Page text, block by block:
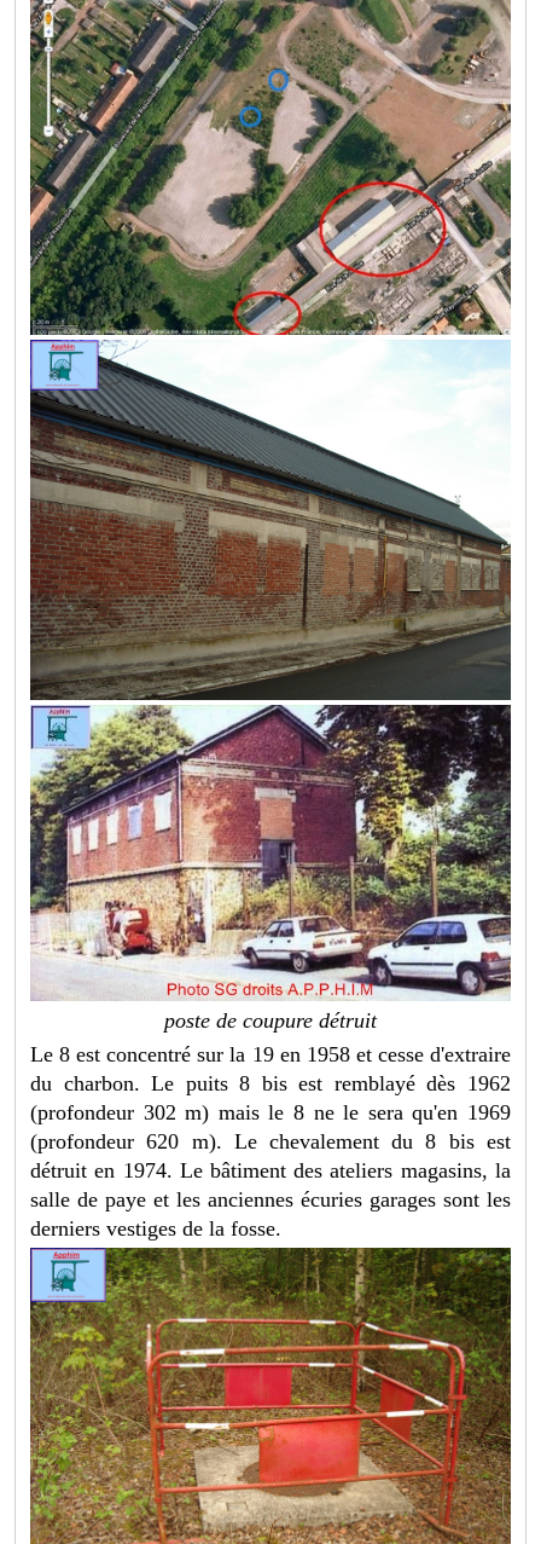
poste de coupure détruit
Le 8 est concentré sur la 19 en 1958 et cesse d'extraire
du charbon. Le puits 8 bis est remblayé dès 1962
(profondeur 302 m) mais le 8 ne le sera qu'en 1969
(profondeur 620 m). Le chevalement du 8 bis est
détruit en 1974. Le bâtiment des ateliers magasins, la
salle de paye et les anciennes écuries garages sont les
derniers vestiges de la fosse.